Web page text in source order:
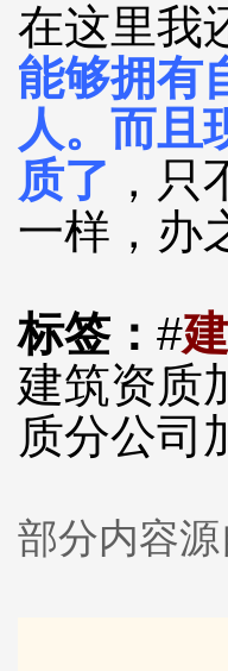
在这里我
能够拥有
人。而且
质了 ，
一样，办
标签： #
建筑资质
质分公司
部分内容